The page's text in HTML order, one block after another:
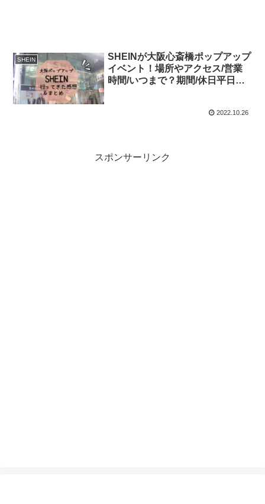
SHEIN
SHEINが大阪心斎橋ポップアップ
イベント！場所やアクセス/営業
時間/いつまで？期間/休日平日の
2022.10.26
スポンサーリンク